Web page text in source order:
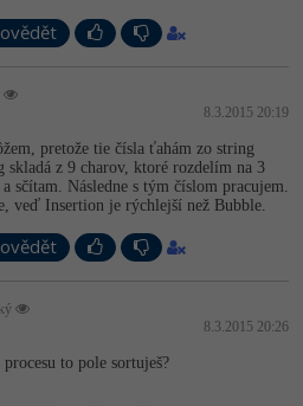
8.3.2015 20:19
pretože tie čísla ťahám zo string
skladá z 9 charov, ktoré rozdelím na 3
sčítam. Následne s tým číslom pracujem.
veď Insertion je rýchlejší než Bubble.
8.3.2015 20:26
to pole sortuješ?